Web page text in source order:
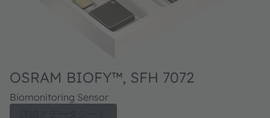
OSRAM BIOFY™, SFH 7072
Biomonitoring Sensor